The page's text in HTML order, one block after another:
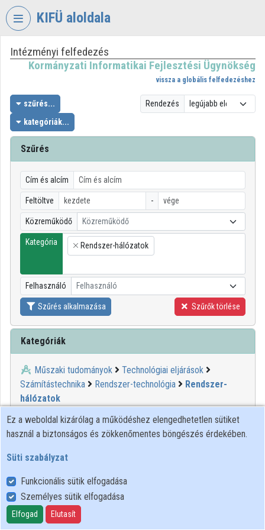
Fejléc kihagyása
KIFÜ aloldala
VIDEOTORIUM
INFORMATIKAI
FEJLESZTÉSI
ÜGYNÖKSÉG
Intézményi kezdőlap
Bejelentkezés
Intézményi felfedezés
Kategóriák
Intézményi listák
Intézmények
Közreműködők
Intézményi felfedezés
Kormányzati Informatikai Fejlesztési Ügynökség
vissza a globális felfedezéshez
szűrés...
kategóriák...
Rendezés
Szűrés
Cím és alcím
Feltöltve -
Közreműködő Közreműködő
Kategória
×
Rendszer-hálózatok
Felhasználó Felhasználó
Szűrés alkalmazása Szűrők törlése
Kategóriák
Műszaki tudományok
Technológiai eljárások
Számítástechnika
Rendszer-technológia
Rendszer-
hálózatok
00:28:54
Ez a weboldal kizárólag a működéshez elengedhetetlen sütiket
használ a biztonságos és zökkenőmentes böngészés érdekében.
Süti szabályzat
Funkcionális sütik elfogadása
Személyes sütik elfogadása
Elfogad Elutasít